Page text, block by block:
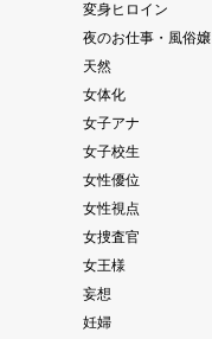
変身ヒロイン
夜のお仕事・風俗嬢
天然
女体化
女子アナ
女子校生
女性優位
女性視点
女捜査官
女王様
妄想
妊婦